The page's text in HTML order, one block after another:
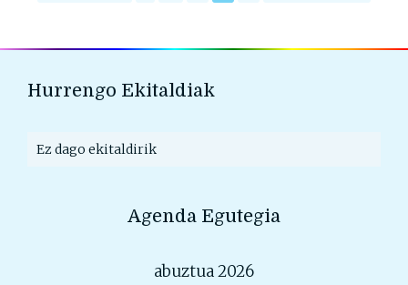
Hurrengo Ekitaldiak
Ez dago ekitaldirik
Agenda Egutegia
abuztua 2026